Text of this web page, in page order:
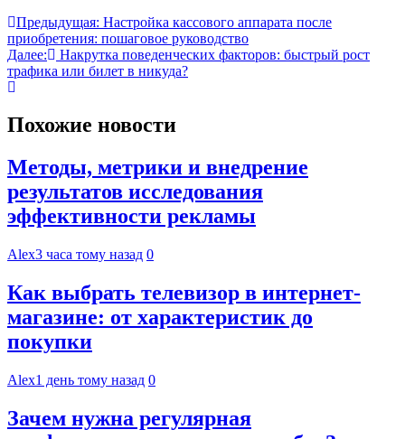
Навигация
по
записям
Предыдущая: Настройка кассового аппарата после
приобретения: пошаговое руководство
Далее:
Накрутка поведенческих факторов: быстрый рост
трафика или билет в никуда?
Похожие новости
Методы, метрики и внедрение
результатов исследования
эффективности рекламы
Alex3 часа тому назад 0
Как выбрать телевизор в интернет-
магазине: от характеристик до
покупки
Alex1 день тому назад 0
Зачем нужна регулярная